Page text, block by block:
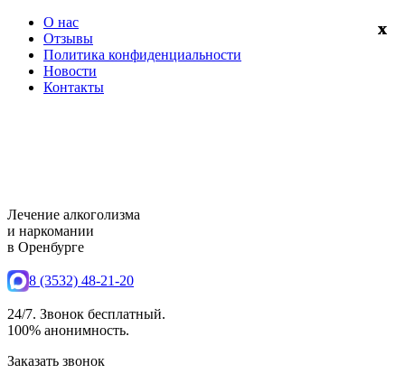
О нас
Отзывы
Политика конфиденциальности
Новости
Контакты
Лечение алкоголизма
и наркомании
в Оренбурге
8 (3532) 48-21-20
24/7. Звонок бесплатный.
100% анонимность.
Заказать звонок